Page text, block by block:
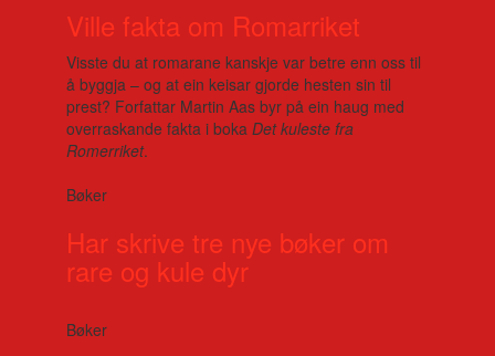
Ville fakta om Romarriket
Visste du at romarane kanskje var betre enn oss til
å byggja – og at ein keisar gjorde hesten sin til
prest? Forfattar Martin Aas byr på ein haug med
overraskande fakta i boka Det kuleste fra
Romerriket.
Bøker
Har skrive tre nye bøker om
rare og kule dyr
Bøker